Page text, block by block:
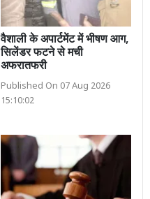
वैशाली के अपार्टमेंट में भीषण आग,
सिलेंडर फटने से मची
अफरातफरी
Published On 07 Aug 2026
15:10:02